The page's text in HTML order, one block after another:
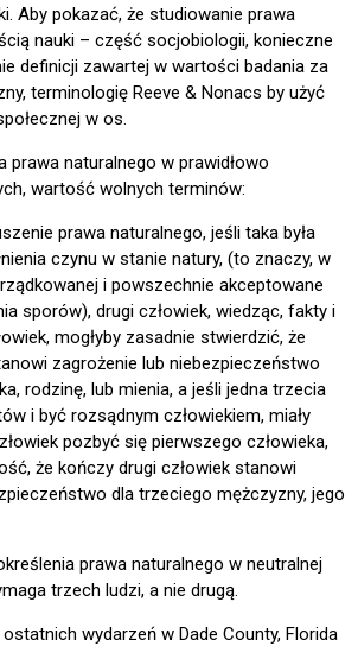
Aby pokazać, że studiowanie prawa
nauki – część socjobiologii, konieczne
definicji zawartej w wartości badania za
terminologię Reeve & Nonacs by użyć
w os.
prawa naturalnego w prawidłowo
wartość wolnych terminów:
prawa naturalnego, jeśli taka była
czynu w stanie natury, (to znaczy, w
i powszechnie akceptowane
sporów), drugi człowiek, wiedząc, fakty i
mogłyby zasadnie stwierdzić, że
zagrożenie lub niebezpieczeństwo
rodzinę, lub mienia, a jeśli jedna trzecia
i być rozsądnym człowiekiem, miały
pozbyć się pierwszego człowieka,
że kończy drugi człowiek stanowi
dla trzeciego mężczyzny, jego
prawa naturalnego w neutralnej
trzech ludzi, a nie drugą.
wydarzeń w Dade County, Florida